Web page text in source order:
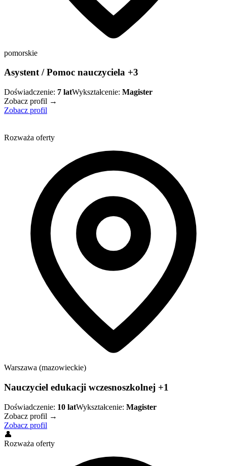
pomorskie
Asystent / Pomoc nauczyciela +3
Doświadczenie: 7 latWykształcenie: Magister
Zobacz profil →
Zobacz profil
Rozważa oferty
Warszawa (mazowieckie)
Nauczyciel edukacji wczesnoszkolnej +1
Doświadczenie: 10 latWykształcenie: Magister
Zobacz profil →
Zobacz profil
👤
Rozważa oferty